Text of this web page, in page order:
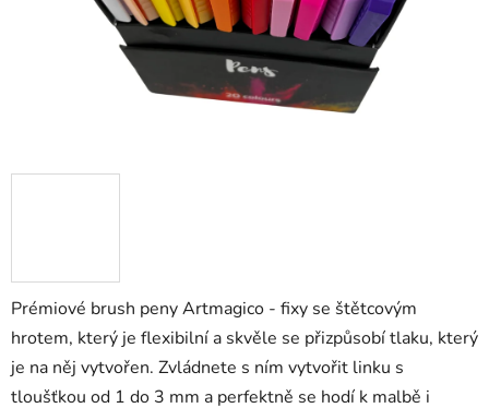
Prémiové brush peny Artmagico - fixy se štětcovým
hrotem, který je flexibilní a skvěle se přizpůsobí tlaku, který
je na něj vytvořen. Zvládnete s ním vytvořit linku s
tloušťkou od 1 do 3 mm a perfektně se hodí k malbě i